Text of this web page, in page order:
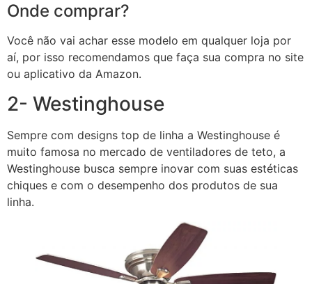
Onde comprar?
Você não vai achar esse modelo em qualquer loja por
aí, por isso recomendamos que faça sua compra no site
ou aplicativo da Amazon.
2- Westinghouse
Sempre com designs top de linha a Westinghouse é
muito famosa no mercado de ventiladores de teto, a
Westinghouse busca sempre inovar com suas estéticas
chiques e com o desempenho dos produtos de sua
linha.